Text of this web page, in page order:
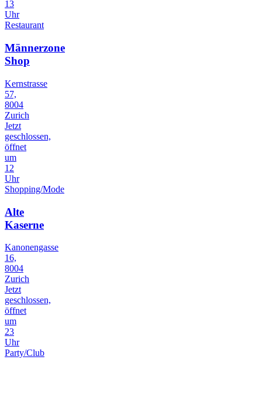
13
Uhr
Restaurant
Männerzone
Shop
Kernstrasse
57,
8004
Zurich
Jetzt
geschlossen,
öffnet
um
12
Uhr
Shopping/Mode
Alte
Kaserne
Kanonengasse
16,
8004
Zurich
Jetzt
geschlossen,
öffnet
um
23
Uhr
Party/Club